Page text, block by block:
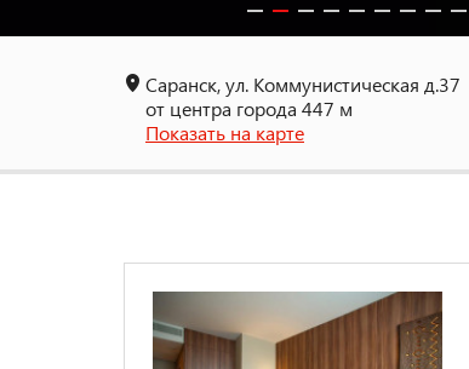
Саранск, ул. Коммунистическая д.37
от центра города 447 м
Показать на карте